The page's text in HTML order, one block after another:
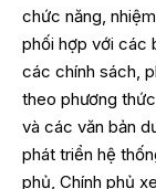
chức năng,
phối hợp với các
các chính sách,
theo phương
và các văn bản
phát triển hệ
phủ, Chính phủ